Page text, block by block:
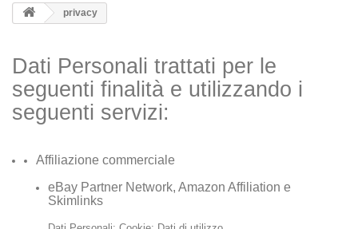
privacy
Dati Personali trattati per le
seguenti finalità e utilizzando i
seguenti servizi:
Affiliazione commerciale
eBay Partner Network, Amazon Affiliation e
Skimlinks